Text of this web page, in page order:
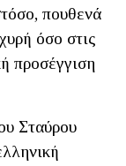
πουθενά
όσο στις
προσέγγιση
Σταύρου